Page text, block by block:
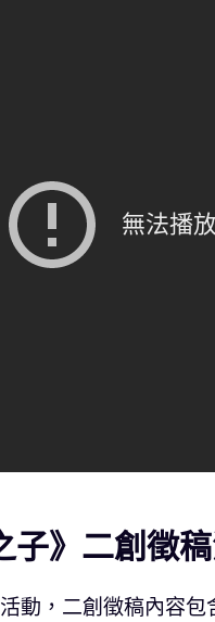
子》二創徵
動，二創徵稿內容